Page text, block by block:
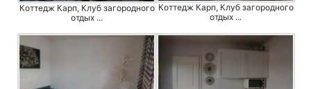
Коттедж Карп, Клуб загородного
отдых ...
Коттедж Карп, Клуб загородного
отдых ...